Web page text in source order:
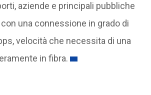
aziende e principali pubbliche
una connessione in grado di
velocità che necessita di una
in fibra.